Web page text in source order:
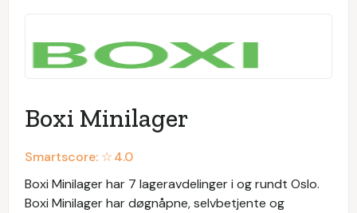
Boxi Minilager
Smartscore: ☆4.0
Boxi Minilager har 7 lageravdelinger i og rundt Oslo.
Boxi Minilager har døgnåpne, selvbetjente og